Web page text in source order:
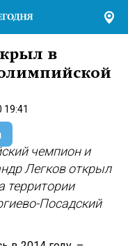
в
19:41
чемпион и
Легков открыл
территории
Посадский